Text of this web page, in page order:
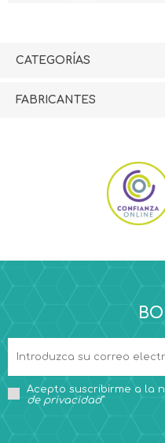
CATEGORÍAS
FABRICANTES
Acepto suscribirme a la
de privacidad"